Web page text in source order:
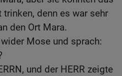
denn es war sehr
den Ort Mara.
Mose und sprach:
und der HERR zeigte